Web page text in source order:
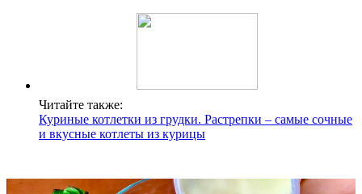
Читайте также:
Куриные котлетки из грудки. Растрепки – самые сочные
и вкусные котлеты из курицы